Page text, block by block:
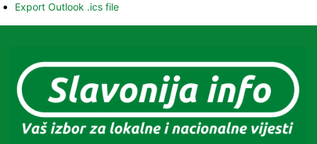
Export Outlook .ics file